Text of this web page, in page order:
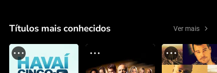
Títulos mais conhecidos Ver mais